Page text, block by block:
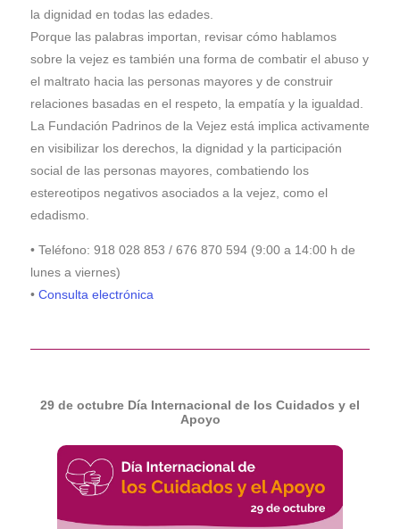
la dignidad en todas las edades.
Porque las palabras importan, revisar cómo hablamos
sobre la vejez es también una forma de combatir el abuso y
el maltrato hacia las personas mayores y de construir
relaciones basadas en el respeto, la empatía y la igualdad.
La Fundación Padrinos de la Vejez está implica activamente
en visibilizar los derechos, la dignidad y la participación
social de las personas mayores, combatiendo los
estereotipos negativos asociados a la vejez, como el
edadismo.
• Teléfono: 918 028 853 / 676 870 594 (9:00 a 14:00 h de
lunes a viernes)
• Consulta electrónica
29 de octubre Día Internacional de los Cuidados y el
Apoyo